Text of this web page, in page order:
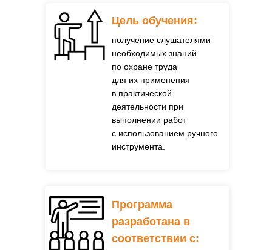
Программа
разработана в
соответствии с:
получение слушателями
необходимых знаний
по охране труда
для их применения
в практической
деятельности при
выполнении работ
с использованием ручного
инструмента.
Цель обучения: